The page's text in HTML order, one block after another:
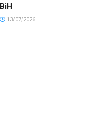
BiH
13/07/2026